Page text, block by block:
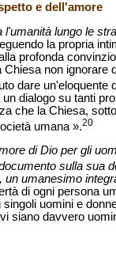
e dell'amore
lungo le
la propria
profonda
non ignorare
dare
dialogo su tanti
che la Chiesa,
umana ».20
di Dio per gli
sulla sua
un umanesimo
di ogni persona
uomini e
siano davvero